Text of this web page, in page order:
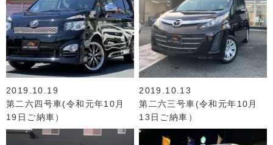
2019.10.19
第二六四号車(令和元年10月
19日ご納車）
2019.10.13
第二六三号車(令和元年10月
13日ご納車）